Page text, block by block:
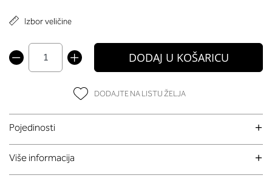
Izbor veličine
DODAJ U KOŠARICU
DODAJTE NA LISTU ŽELJA
Pojedinosti
Više informacija